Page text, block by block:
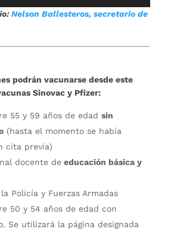
Nelson Ballesteros, secretario de
podrán vacunarse desde este
Sinovac y Pfizer:
55 y 59 años de edad sin
(hasta el momento se había
cita previa)
docente deeducación básica y
Policía y Fuerzas Armadas
50 y 54 años de edad con
Se utilizará la página designada